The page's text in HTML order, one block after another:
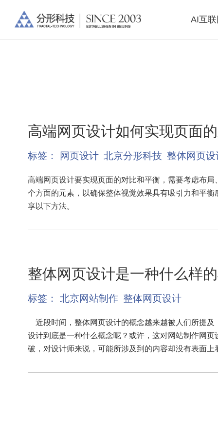
AI互
高端网页设计如何实现页面
标签： 网页设计 北京分形科技 整体网页设
高端网页设计要实现页面的对比和平衡，需要考虑布局
个方面的元素，以确保整体视觉效果具有吸引力和平衡
享以下方法。
整体网页设计是一种什么样
标签： 北京网站制作 整体网页设计
近段时间，整体网页设计的概念越来越被人们所提及
设计到底是一种什么概念呢？或许，这对网站制作网页
破，对设计师来说，可能所涉及到的内容却没有表面上